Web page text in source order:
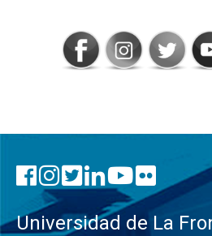
Universidad de La